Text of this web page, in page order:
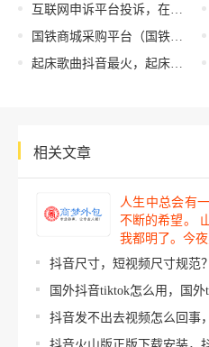
互联网申诉平台投诉，在线投诉平台？
国铁商城采购平台（国铁商城采购平台app下载）
起床歌曲抖音最火，起床歌曲抖音最火儿童？
相关文章
人生中总会有
不断的希望。
我都明了。今
抖音尺寸，短视频尺寸规范？
国外抖音tiktok怎么用，国外
抖音发不出去视频怎么回事